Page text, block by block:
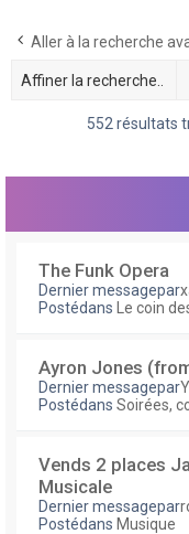
Aller à la recherche
552 résultats
The Funk Opera
Dernier messagepar
Postédans
Le coin
Ayron Jones
Dernier messagepar
Postédans Soirées,
Vends 2 places
Musicale
Dernier messagepar
Postédans Musique